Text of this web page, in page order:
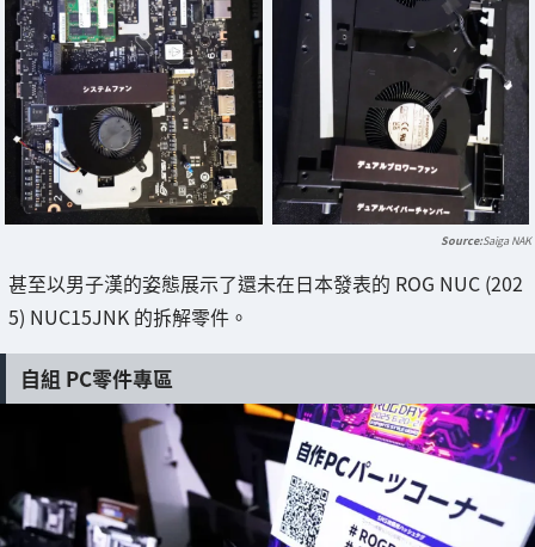
Saiga NAK
甚至以男子漢的姿態展示了還未在日本發表的 ROG NUC (202
5) NUC15JNK 的拆解零件。
自組 PC零件專區